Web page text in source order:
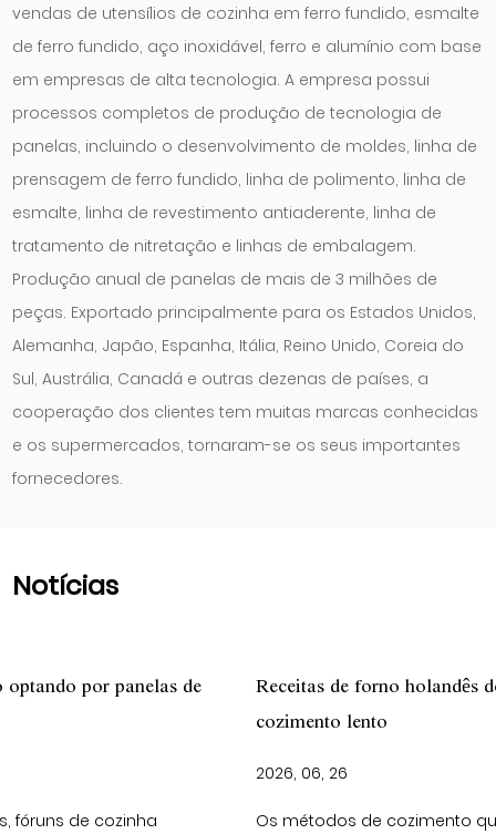
vendas de utensílios de cozinha em ferro fundido, esmalte
de ferro fundido, aço inoxidável, ferro e alumínio com base
em empresas de alta tecnologia. A empresa possui
processos completos de produção de tecnologia de
panelas, incluindo o desenvolvimento de moldes, linha de
prensagem de ferro fundido, linha de polimento, linha de
esmalte, linha de revestimento antiaderente, linha de
tratamento de nitretação e linhas de embalagem.
Produção anual de panelas de mais de 3 milhões de
peças. Exportado principalmente para os Estados Unidos,
Alemanha, Japão, Espanha, Itália, Reino Unido, Coreia do
Sul, Austrália, Canadá e outras dezenas de países, a
cooperação dos clientes tem muitas marcas conhecidas
e os supermercados, tornaram-se os seus importantes
fornecedores.
Notícias
Receitas de forno holandês de ferro fundido para pão e
Os métodos de cozimento que envolvem calor